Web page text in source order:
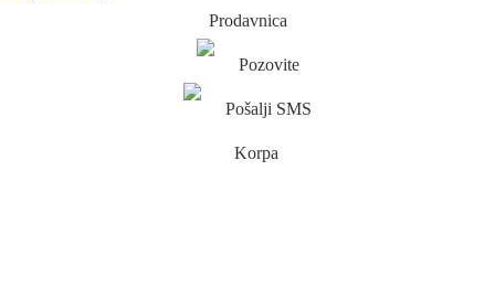
Prodavnica
Pozovite
Pošalji SMS
Korpa